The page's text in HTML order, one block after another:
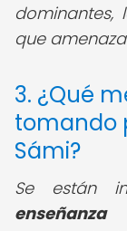
que
3. ¿Qué
tomando
Sámi?
Se están